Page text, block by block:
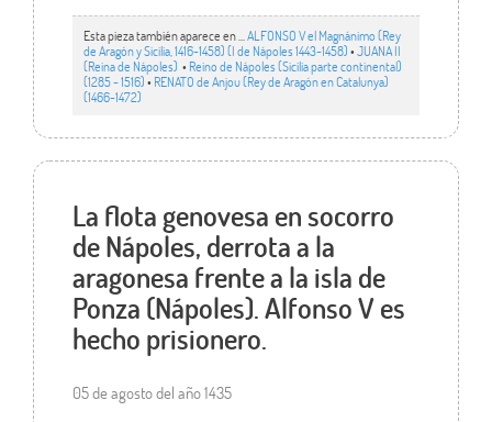
Esta pieza también aparece en ... ALFONSO V el Magnánimo (Rey
de Aragón y Sicilia, 1416-1458) (I de Nápoles 1443-1458)•JUANA II
(Reina de Nápoles) • Reino de Nápoles (Sicilia parte continental)
(1285 - 1516)• RENATO de Anjou (Rey de Aragón en Catalunya)
(1466-1472)
La flota genovesa en socorro
de Nápoles, derrota a la
aragonesa frente a la isla de
Ponza (Nápoles). Alfonso V es
hecho prisionero.
05 de agosto del año 1435